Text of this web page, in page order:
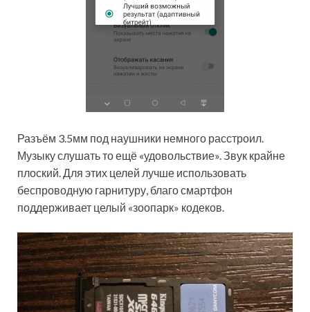
Разъём 3.5мм под наушники немного расстроил.
Музыку слушать то ещё «удовольствие». Звук крайне
плоский. Для этих целей лучше использовать
беспроводную гарнитуру, благо смартфон
поддерживает целый «зоопарк» кодеков.